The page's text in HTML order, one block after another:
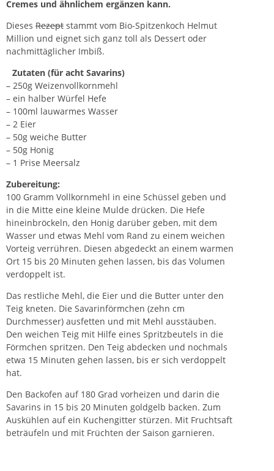
Cremes und ähnlichem ergänzen kann.
Dieses Rezept stammt vom Bio-Spitzenkoch Helmut
Million und eignet sich ganz toll als Dessert oder
nachmittäglicher Imbiß.
Zutaten (für acht Savarins)
– 250g Weizenvollkornmehl
– ein halber Würfel Hefe
– 100ml lauwarmes Wasser
– 2 Eier
– 50g weiche Butter
– 50g Honig
– 1 Prise Meersalz
Zubereitung:
100 Gramm Vollkornmehl in eine Schüssel geben und
in die Mitte eine kleine Mulde drücken. Die Hefe
hineinbröckeln, den Honig darüber geben, mit dem
Wasser und etwas Mehl vom Rand zu einem weichen
Vorteig verrühren. Diesen abgedeckt an einem warmen
Ort 15 bis 20 Minuten gehen lassen, bis das Volumen
verdoppelt ist.
Das restliche Mehl, die Eier und die Butter unter den
Teig kneten. Die Savarinförmchen (zehn cm
Durchmesser) ausfetten und mit Mehl ausstäuben.
Den weichen Teig mit Hilfe eines Spritzbeutels in die
Förmchen spritzen. Den Teig abdecken und nochmals
etwa 15 Minuten gehen lassen, bis er sich verdoppelt
hat.
Den Backofen auf 180 Grad vorheizen und darin die
Savarins in 15 bis 20 Minuten goldgelb backen. Zum
Auskühlen auf ein Kuchengitter stürzen. Mit Fruchtsaft
beträufeln und mit Früchten der Saison garnieren.